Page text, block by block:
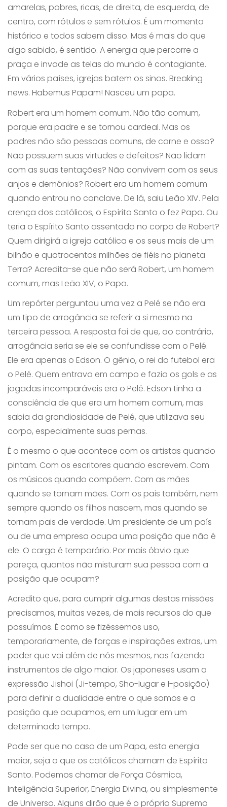
amarelas, pobres, ricas, de direita, de esquerda, de
centro, com rótulos e sem rótulos. É um momento
histórico e todos sabem disso. Mas é mais do que
algo sabido, é sentido. A energia que percorre a
praça e invade as telas do mundo é contagiante.
Em vários países, igrejas batem os sinos. Breaking
news. Habemus Papam! Nasceu um papa.
Robert era um homem comum. Não tão comum,
porque era padre e se tornou cardeal. Mas os
padres não são pessoas comuns, de carne e osso?
Não possuem suas virtudes e defeitos? Não lidam
com as suas tentações? Não convivem com os seus
anjos e demônios? Robert era um homem comum
quando entrou no conclave. De lá, saiu Leão XIV. Pela
crença dos católicos, o Espírito Santo o fez Papa. Ou
teria o Espírito Santo assentado no corpo de Robert?
Quem dirigirá a igreja católica e os seus mais de um
bilhão e quatrocentos milhões de fiéis no planeta
Terra? Acredita-se que não será Robert, um homem
comum, mas Leão XIV, o Papa.
Um repórter perguntou uma vez a Pelé se não era
um tipo de arrogância se referir a si mesmo na
terceira pessoa. A resposta foi de que, ao contrário,
arrogância seria se ele se confundisse com o Pelé.
Ele era apenas o Edson. O gênio, o rei do futebol era
o Pelé. Quem entrava em campo e fazia os gols e as
jogadas incomparáveis era o Pelé. Edson tinha a
consciência de que era um homem comum, mas
sabia da grandiosidade de Pelé, que utilizava seu
corpo, especialmente suas pernas.
É o mesmo o que acontece com os artistas quando
pintam. Com os escritores quando escrevem. Com
os músicos quando compõem. Com as mães
quando se tornam mães. Com os pais também, nem
sempre quando os filhos nascem, mas quando se
tornam pais de verdade. Um presidente de um país
ou de uma empresa ocupa uma posição que não é
ele. O cargo é temporário. Por mais óbvio que
pareça, quantos não misturam sua pessoa com a
posição que ocupam?
Acredito que, para cumprir algumas destas missões
precisamos, muitas vezes, de mais recursos do que
possuímos. É como se fizéssemos uso,
temporariamente, de forças e inspirações extras, um
poder que vai além de nós mesmos, nos fazendo
instrumentos de algo maior. Os japoneses usam a
expressão Jishoi (Ji-tempo, Sho-lugar e I-posição)
para definir a dualidade entre o que somos e a
posição que ocupamos, em um lugar em um
determinado tempo.
Pode ser que no caso de um Papa, esta energia
maior, seja o que os católicos chamam de Espírito
Santo. Podemos chamar de Força Cósmica,
Inteligência Superior, Energia Divina, ou simplesmente
de Universo. Alguns dirão que é o próprio Supremo